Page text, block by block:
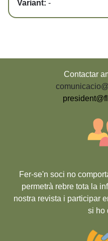
Variant: -
Contactar
Fer-se'n soci no
permetrà rebre tota la
nostra revista i participar
si ho